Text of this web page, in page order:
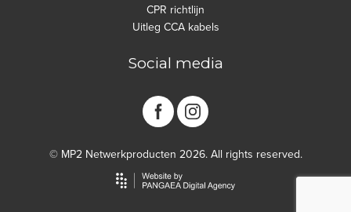
CPR richtlijn
Uitleg CCA kabels
Social media
© MP2 Netwerkproducten 2026. All rights reserved.